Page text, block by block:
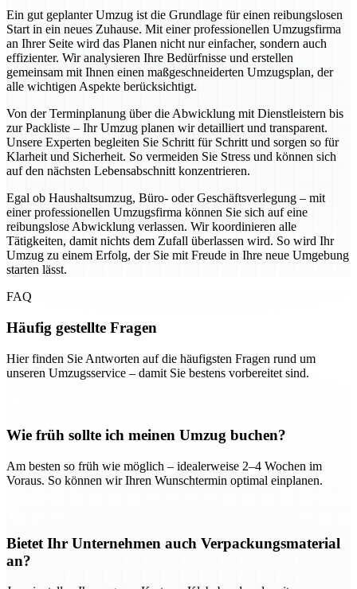
Ein gut geplanter Umzug ist die Grundlage für einen reibungslosen
Start in ein neues Zuhause. Mit einer professionellen Umzugsfirma
an Ihrer Seite wird das Planen nicht nur einfacher, sondern auch
effizienter. Wir analysieren Ihre Bedürfnisse und erstellen
gemeinsam mit Ihnen einen maßgeschneiderten Umzugsplan, der
alle wichtigen Aspekte berücksichtigt.
Von der Terminplanung über die Abwicklung mit Dienstleistern bis
zur Packliste – Ihr Umzug planen wir detailliert und transparent.
Unsere Experten begleiten Sie Schritt für Schritt und sorgen so für
Klarheit und Sicherheit. So vermeiden Sie Stress und können sich
auf den nächsten Lebensabschnitt konzentrieren.
Egal ob Haushaltsumzug, Büro- oder Geschäftsverlegung – mit
einer professionellen Umzugsfirma können Sie sich auf eine
reibungslose Abwicklung verlassen. Wir koordinieren alle
Tätigkeiten, damit nichts dem Zufall überlassen wird. So wird Ihr
Umzug zu einem Erfolg, der Sie mit Freude in Ihre neue Umgebung
starten lässt.
FAQ
Häufig gestellte Fragen
Hier finden Sie Antworten auf die häufigsten Fragen rund um
unseren Umzugsservice – damit Sie bestens vorbereitet sind.
Wie früh sollte ich meinen Umzug buchen?
Am besten so früh wie möglich – idealerweise 2–4 Wochen im
Voraus. So können wir Ihren Wunschtermin optimal einplanen.
Bietet Ihr Unternehmen auch Verpackungsmaterial
an?